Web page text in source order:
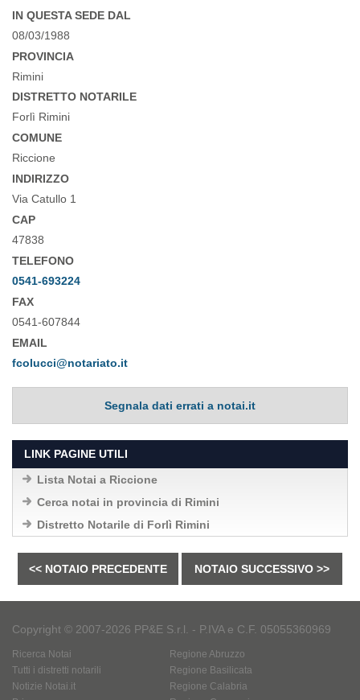
IN QUESTA SEDE DAL
08/03/1988
PROVINCIA
Rimini
DISTRETTO NOTARILE
Forlì Rimini
COMUNE
Riccione
INDIRIZZO
Via Catullo 1
CAP
47838
TELEFONO
0541-693224
FAX
0541-607844
EMAIL
fcolucci@notariato.it
Segnala dati errati a notai.it
LINK PAGINE UTILI
Lista Notai a Riccione
Cerca notai in provincia di Rimini
Distretto Notarile di Forlì Rimini
<< NOTAIO PRECEDENTE NOTAIO SUCCESSIVO >>
Copyright © 2007-2026 PP&E S.r.l. - P.IVA e C.F. 05055360969
Ricerca Notai
Tutti i distretti notarili
Notizie Notai.it
Regione Abruzzo
Regione Basilicata
Regione Calabria